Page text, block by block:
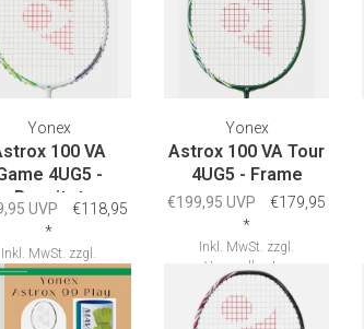
Yonex
100 VA
4UG5 -
Besaitet
UVP
€118,95
*
Inkl. MwSt. zzgl.
Versandkosten
Yonex
Astrox 100 VA Tour
4UG5 - Frame
€199,95 UVP
€179,95
*
Inkl. MwSt. zzgl.
Versandkosten